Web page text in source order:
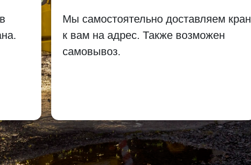
Мы самостоятельно доставляем кран
к вам на адрес. Также возможен
самовывоз.